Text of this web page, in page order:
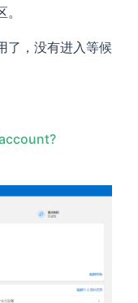
了，没有进入等候